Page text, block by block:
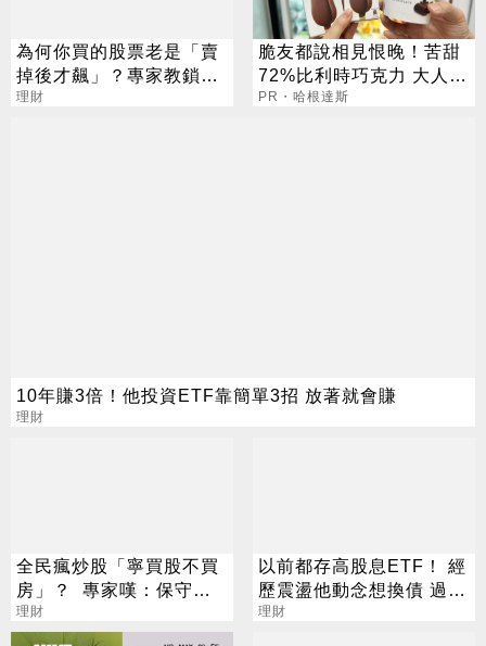
為何你買的股票老是「賣
掉後才飆」？專家教鎖利
4心法
理財
脆友都說相見恨晚！苦甜
72%比利時巧克力 大人味
爆紅！
PR・哈根達斯
10年賺3倍！他投資ETF靠簡單3招 放著就會賺
理財
全民瘋炒股「寧買股不買
房」？ 專家嘆：保守已
為成罪惡
理財
以前都存高股息ETF！ 經
歷震盪他動念想換債 過來
人說話了
理財